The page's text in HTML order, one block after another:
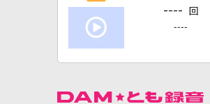
---- 回
----